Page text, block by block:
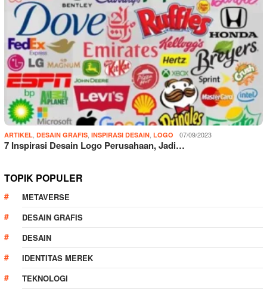
ARTIKEL DESAIN GRAFIS INSPIRASI DESAIN LOGO 07/09/2023
7 Inspirasi Desain Logo Perusahaan, Jadi…
TOPIK POPULER
METAVERSE
DESAIN GRAFIS
DESAIN
IDENTITAS MEREK
TEKNOLOGI